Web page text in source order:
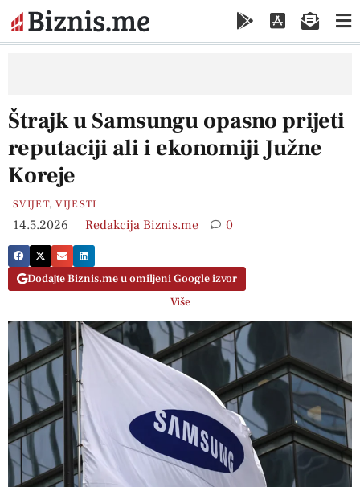
Štrajk u Samsungu opasno prijeti
reputaciji ali i ekonomiji Južne
Koreje
SVIJET,VIJESTI
14.5.2026 Redakcija Biznis.me 0
Dodajte Biznis.me u omiljeni Google izvor
Više